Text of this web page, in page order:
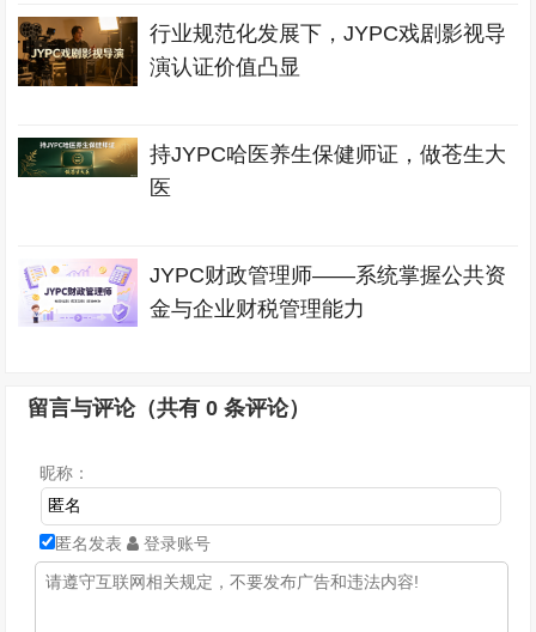
行业规范化发展下，JYPC戏剧影视导
演认证价值凸显
持JYPC哈医养生保健师证，做苍生大
医
JYPC财政管理师——系统掌握公共资
金与企业财税管理能力
留言与评论（共有0 条评论）
昵称：
匿名发表 登录账号